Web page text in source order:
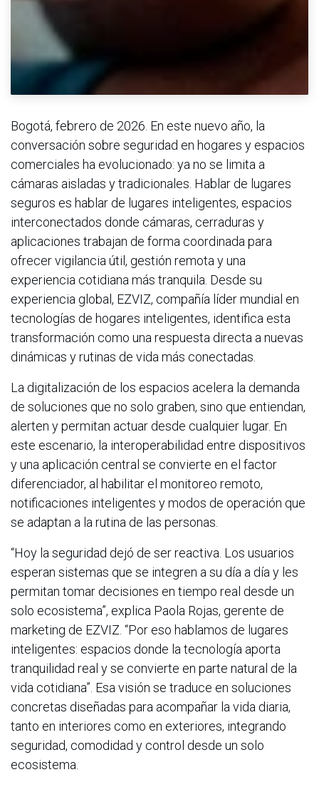
Bogotá, febrero de 2026. En este nuevo año, la
conversación sobre seguridad en hogares y espacios
comerciales ha evolucionado: ya no se limita a
cámaras aisladas y tradicionales. Hablar de lugares
seguros es hablar de lugares inteligentes, espacios
interconectados donde cámaras, cerraduras y
aplicaciones trabajan de forma coordinada para
ofrecer vigilancia útil, gestión remota y una
experiencia cotidiana más tranquila. Desde su
experiencia global, EZVIZ, compañía líder mundial en
tecnologías de hogares inteligentes, identifica esta
transformación como una respuesta directa a nuevas
dinámicas y rutinas de vida más conectadas.
La digitalización de los espacios acelera la demanda
de soluciones que no solo graben, sino que entiendan,
alerten y permitan actuar desde cualquier lugar. En
este escenario, la interoperabilidad entre dispositivos
y una aplicación central se convierte en el factor
diferenciador, al habilitar el monitoreo remoto,
notificaciones inteligentes y modos de operación que
se adaptan a la rutina de las personas.
“Hoy la seguridad dejó de ser reactiva. Los usuarios
esperan sistemas que se integren a su día a día y les
permitan tomar decisiones en tiempo real desde un
solo ecosistema”, explica Paola Rojas, gerente de
marketing de EZVIZ. “Por eso hablamos de lugares
inteligentes: espacios donde la tecnología aporta
tranquilidad real y se convierte en parte natural de la
vida cotidiana”. Esa visión se traduce en soluciones
concretas diseñadas para acompañar la vida diaria,
tanto en interiores como en exteriores, integrando
seguridad, comodidad y control desde un solo
ecosistema.